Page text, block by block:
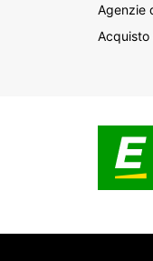
Agenzie
Acquisto